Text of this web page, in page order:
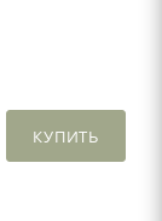
КУПИТЬ